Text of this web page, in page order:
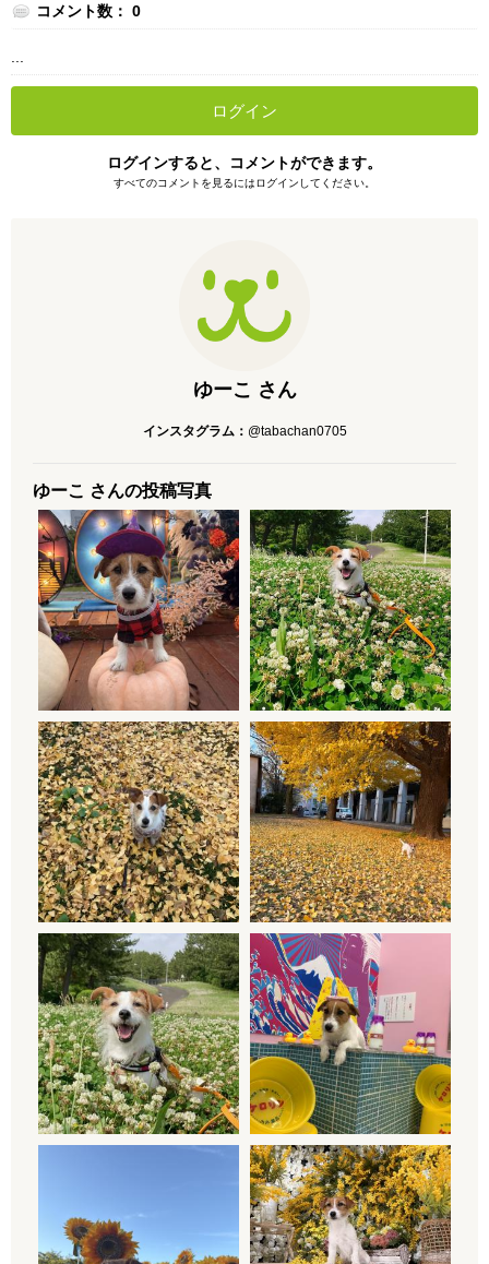
コメント数： 0
ログイン
ログインすると、コメントができます。
すべてのコメントを見るにはログインしてください。
ゆーこ さん
インスタグラム： @tabachan0705
ゆーこ さんの投稿写真